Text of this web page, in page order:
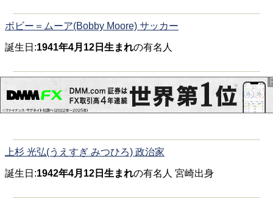
ボビー＝ムーア(Bobby Moore) サッカー
誕生日:1941年4月12日生まれの有名人
上杉 光弘(うえすぎ みつひろ) 政治家
誕生日:1942年4月12日生まれの有名人 宮崎出身